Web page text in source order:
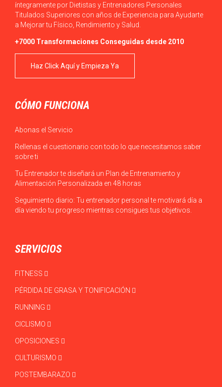
íntegramente por Dietistas y Entrenadores Personales
Titulados Superiores con años de Experiencia para Ayudarte
a Mejorar tu Físico, Rendimiento y Salud.
+7000 Transformaciones Conseguidas desde 2010
Haz Click Aquí y Empieza Ya
CÓMO FUNCIONA
Abonas el Servicio
Rellenas el cuestionario con todo lo que necesitamos saber
sobre ti
Tu Entrenador te diseñará un Plan de Entrenamiento y
Alimentación Personalizada en 48 horas
Seguimiento diario: Tu entrenador personal te motivará día a
día viendo tu progreso mientras consigues tus objetivos.
SERVICIOS
FITNESS
PÉRDIDA DE GRASA Y TONIFICACIÓN
RUNNING
CICLISMO
OPOSICIONES
CULTURISMO
POSTEMBARAZO